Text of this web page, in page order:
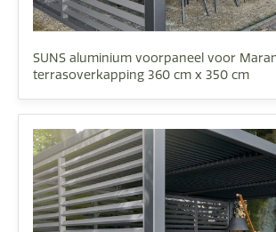
SUNS aluminium voorpaneel voor
terrasoverkapping 360 cm x 350 cm